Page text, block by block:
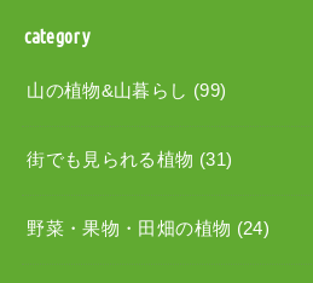
category
山の植物&山暮らし (99)
街でも見られる植物 (31)
野菜・果物・田畑の植物 (24)